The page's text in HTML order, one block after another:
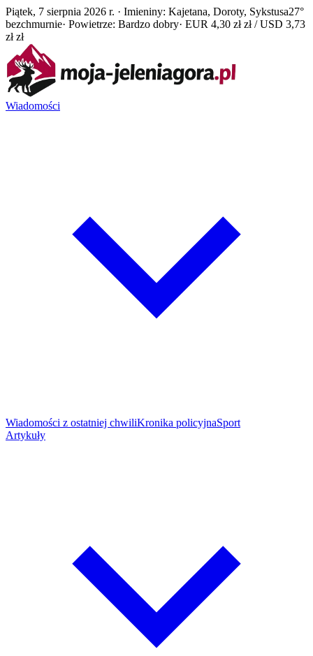
Piątek, 7 sierpnia 2026 r. · Imieniny: Kajetana, Doroty, Sykstusa27°
bezchmurnie· Powietrze: Bardzo dobry· EUR 4,30 zł zł / USD 3,73
zł zł
Wiadomości
Wiadomości z ostatniej chwiliKronika policyjnaSport
Artykuły